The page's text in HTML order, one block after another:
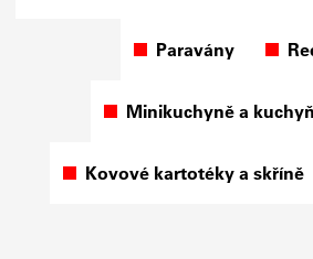
Paravány
Minikuchyně a
Kovové kartotéky a skříně